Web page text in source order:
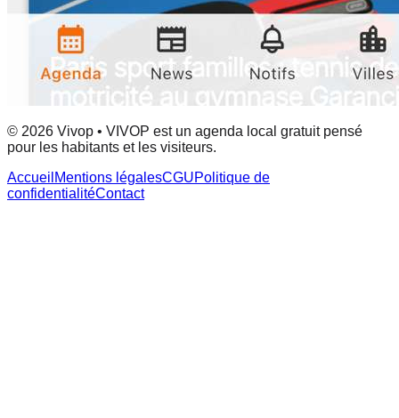
© 2026 Vivop • VIVOP est un agenda local gratuit pensé
pour les habitants et les visiteurs.
Accueil Mentions légalesCGUPolitique de
confidentialitéContact